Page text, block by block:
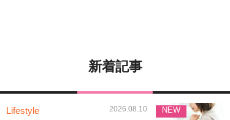
新着記事
Lifestyle 2026.08.10 NEW